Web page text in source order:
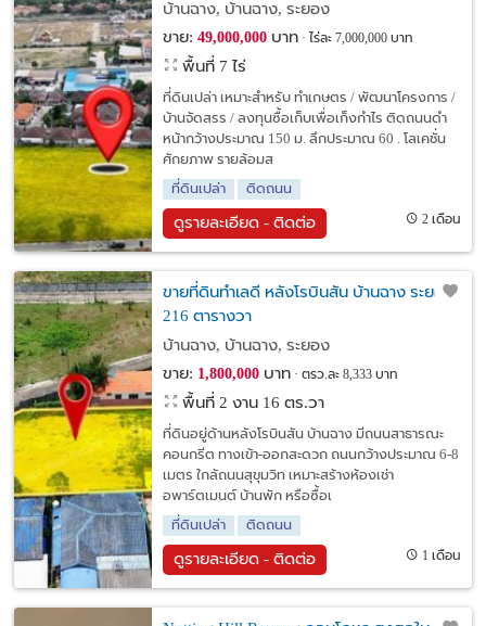
บ้านฉาง, บ้านฉาง, ระยอง
ขาย: 49,000,000บาท ไร่ละ 7,000,000 บาท
พื้นที่ 7 ไร่
ที่ดินเปล่า เหมาะสำหรับ ทำเกษตร / พัฒนาโครงการ /
บ้านจัดสรร / ลงทุนซื้อเก็บเพื่อเก็งกำไร ติดถนนดำ
หน้ากว้างประมาณ 150 ม. ลึกประมาณ 60 . โลเคชั่น
ศักยภาพ รายล้อมส
ที่ดินเปล่า
ติดถนน
ดูรายละเอียด - ติดต่อ 2 เดือน
ขายที่ดินทำเลดี หลังโรบินสัน บ้านฉาง ระยอง
216 ตารางวา
บ้านฉาง, บ้านฉาง, ระยอง
ขาย: 1,800,000บาท ตรว.ละ 8,333 บาท
พื้นที่ 2 งาน 16 ตร.วา
ที่ดินอยู่ด้านหลังโรบินสัน บ้านฉาง มีถนนสาธารณะ
คอนกรีต ทางเข้า-ออกสะดวก ถนนกว้างประมาณ 6-8
เมตร ใกล้ถนนสุขุมวิท เหมาะสร้างห้องเช่า
อพาร์ตเมนต์ บ้านพัก หรือซื้อเ
ที่ดินเปล่า
ติดถนน
ดูรายละเอียด - ติดต่อ 1 เดือน